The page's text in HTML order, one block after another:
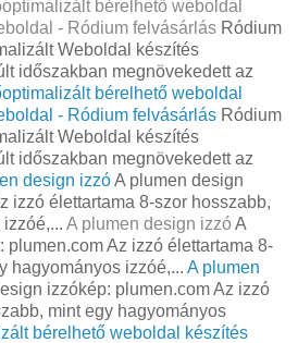
bérelhető weboldal
- Ródium felvásárlás Ródium
Weboldal készítés
időszakban megnövekedett az
bérelhető weboldal
- Ródium felvásárlás Ródium
Weboldal készítés
időszakban megnövekedett az
design izzóA plumen design
izzó élettartama 8-szor hosszabb,
A plumen design izzóA
plumen.com Az izzó élettartama 8-
hagyományos izzóé,... A plumen
izzókép: plumen.com Az izzó
mint egy hagyományos
bérelhető weboldal készítés